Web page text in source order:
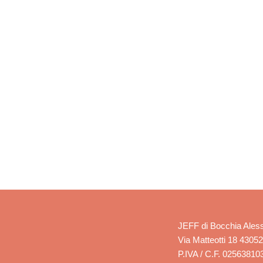
JEFF di Bocchia
Via Matteotti 18
P.IVA / C.F.